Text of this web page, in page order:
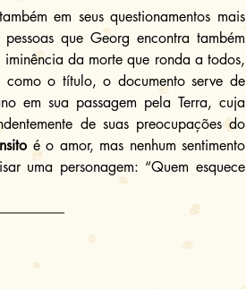
em seus questionamentos mais
que Georg encontra também
iminência da morte que ronda a todos,
como o título, o documento serve de
em sua passagem pela Terra, cuja
de suas preocupações do
é o amor, mas nenhum sentimento
uma personagem: “Quem esquece